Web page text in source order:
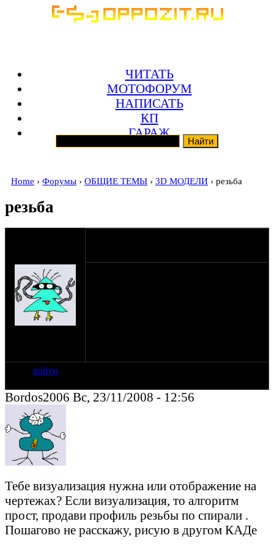
ЧИТАТЬ
МОТОФОРУМ
НАПИСАТЬ
КП
ГАРАЖ
Home › Форумы › ОБЩИЕ ТЕМЫ › 3D МОДЕЛИ › резьба
резьба
войти
Bordos2006 Вс, 23/11/2008 - 12:56
Тебе визуализация нужна или отображение на
чертежах? Если визуализация, то алгоритм
прост, продави профиль резьбы по спирали .
Пошагово не расскажу, рисую в другом КАДе